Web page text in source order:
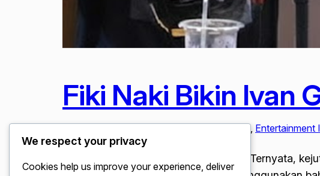
Fiki Naki Bikin Ivan
Januari 28, 2026Artis & Selebriti, Berita Viral, Entertainment
Fiki Naki Bikin Ivan Gunawan Terkejut. Ternyata,
We respect your privacy
Cookies help us improve your experience, deliver